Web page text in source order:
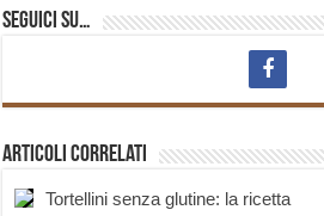
Seguici su…
Articoli correlati
Tortellini senza glutine: la ricetta